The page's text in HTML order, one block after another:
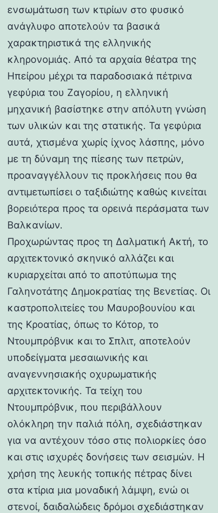
ενσωμάτωση των κτιρίων στο φυσικό
ανάγλυφο αποτελούν τα βασικά
χαρακτηριστικά της ελληνικής
κληρονομιάς. Από τα αρχαία θέατρα της
Ηπείρου μέχρι τα παραδοσιακά πέτρινα
γεφύρια του Ζαγορίου, η ελληνική
μηχανική βασίστηκε στην απόλυτη γνώση
των υλικών και της στατικής. Τα γεφύρια
αυτά, χτισμένα χωρίς ίχνος λάσπης, μόνο
με τη δύναμη της πίεσης των πετρών,
προαναγγέλλουν τις προκλήσεις που θα
αντιμετωπίσει ο ταξιδιώτης καθώς κινείται
βορειότερα προς τα ορεινά περάσματα των
Βαλκανίων.
Προχωρώντας προς τη Δαλματική Ακτή, το
αρχιτεκτονικό σκηνικό αλλάζει και
κυριαρχείται από το αποτύπωμα της
Γαληνοτάτης Δημοκρατίας της Βενετίας. Οι
καστροπολιτείες του Μαυροβουνίου και
της Κροατίας, όπως το Κότορ, το
Ντουμπρόβνικ και το Σπλιτ, αποτελούν
υποδείγματα μεσαιωνικής και
αναγεννησιακής οχυρωματικής
αρχιτεκτονικής. Τα τείχη του
Ντουμπρόβνικ, που περιβάλλουν
ολόκληρη την παλιά πόλη, σχεδιάστηκαν
για να αντέχουν τόσο στις πολιορκίες όσο
και στις ισχυρές δονήσεις των σεισμών. Η
χρήση της λευκής τοπικής πέτρας δίνει
στα κτίρια μια μοναδική λάμψη, ενώ οι
στενοί, δαιδαλώδεις δρόμοι σχεδιάστηκαν